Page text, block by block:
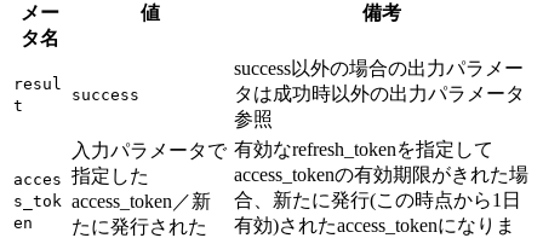
メー
タ名
値 備考
resul
t
success
success以外の場合の出力パラメー
タは成功時以外の出力パラメータ
参照
acces
s_tok
en
入力パラメータで
指定した
access_token／新
たに発行された
有効なrefresh_tokenを指定して
access_tokenの有効期限がきれた場
合、新たに発行(この時点から1日
有効)されたaccess_tokenになりま